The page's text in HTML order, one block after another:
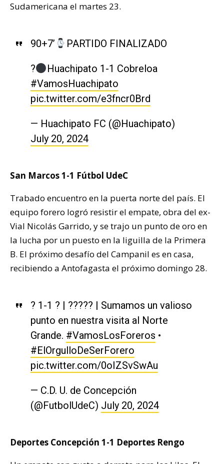
Sudamericana el martes 23.
90+7’ PARTIDO FINALIZADO
?
Huachipato 1-1 Cobreloa
#VamosHuachipato
pic.twitter.com/e3fncr0Brd
— Huachipato FC (@Huachipato)
July 20, 2024
San Marcos 1-1 Fútbol UdeC
Trabado encuentro en la puerta norte del país. El
equipo forero logró resistir el empate, obra del ex-
Vial Nicolás Garrido, y se trajo un punto de oro en
la lucha por un puesto en la liguilla de la Primera
B. El próximo desafío del Campanil es en casa,
recibiendo a Antofagasta el próximo domingo 28.
? 1-1 ? | ????? | Sumamos un valioso
punto en nuestra visita al Norte
Grande. #VamosLosForeros •
#ElOrgulloDeSerForero
pic.twitter.com/0oIZSvSwAu
— C.D. U. de Concepción
(@FutbolUdeC) July 20, 2024
Deportes Concepción 1-1 Deportes Rengo